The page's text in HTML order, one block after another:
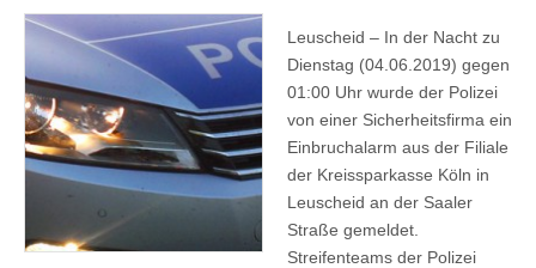
Leuscheid – In der Nacht zu
Dienstag (04.06.2019) gegen
01:00 Uhr wurde der Polizei
von einer Sicherheitsfirma ein
Einbruchalarm aus der Filiale
der Kreissparkasse Köln in
Leuscheid an der Saaler
Straße gemeldet.
Streifenteams der Polizei